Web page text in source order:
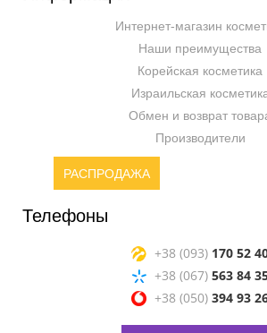
Интернет-магазин
Наши преимущества
Корейская косметика
Израильская
Обмен и возврат
Производители
РАСПРОДАЖА
Телефоны
+38 (093) 170 52
+38 (067) 563 84
+38 (050) 394 93